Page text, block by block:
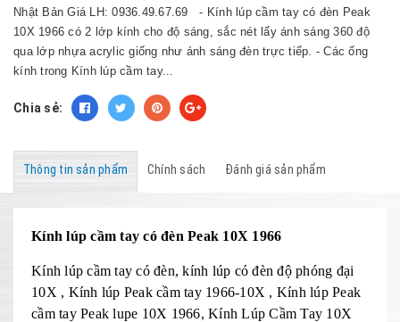
Nhật Bản Giá LH: 0936.49.67.69 - Kính lúp cầm tay có đèn Peak
10X 1966 có 2 lớp kính cho độ sáng, sắc nét lấy ánh sáng 360 độ
qua lớp nhựa acrylic giống như ánh sáng đèn trực tiếp. - Các ống
kính trong Kính lúp cầm tay...
Chia sẻ:
Thông tin sản phẩm Chính sách Đánh giá sản phẩm
Kính lúp cầm tay có đèn Peak 10X 1966
Kính lúp cầm tay có đèn, kính lúp có đèn độ phóng đại
10X , Kính lúp Peak cầm tay 1966-10X , Kính lúp Peak
cầm tay Peak lupe 10X 1966, Kính Lúp Cầm Tay 10X